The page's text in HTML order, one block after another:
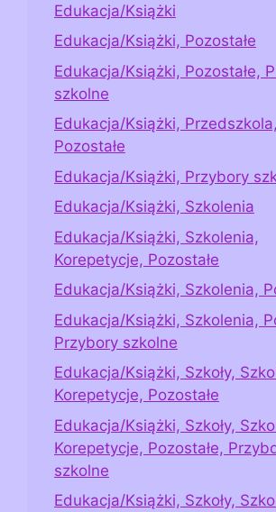
Edukacja/Książki
Edukacja/Książki, Pozostałe
Edukacja/Książki, Pozostałe,
szkolne
Edukacja/Książki, Przedszkola,
Pozostałe
Edukacja/Książki, Przybory
Edukacja/Książki, Szkolenia
Edukacja/Książki, Szkolenia,
Korepetycje, Pozostałe
Edukacja/Książki, Szkolenia,
Edukacja/Książki, Szkolenia,
Przybory szkolne
Edukacja/Książki, Szkoły,
Korepetycje, Pozostałe
Edukacja/Książki, Szkoły,
Korepetycje, Pozostałe,
szkolne
Edukacja/Książki, Szkoły,